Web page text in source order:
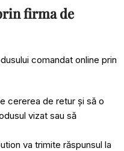
firma de
comandat online prin
cererea de retur și să o
vizat sau să
va trimite răspunsul la